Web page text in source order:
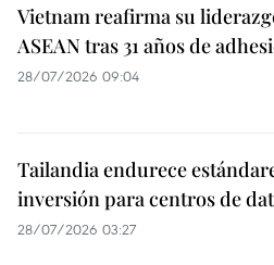
Vietnam reafirma su
ASEAN tras 31 años de
28/07/2026 09:04
Tailandia endurece
inversión para centros de
28/07/2026 03:27